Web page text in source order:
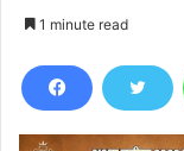
1 minute read